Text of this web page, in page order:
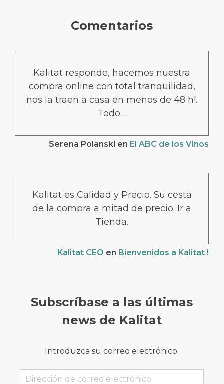
Comentarios
Kalitat responde, hacemos nuestra
compra online con total tranquilidad,
nos la traen a casa en menos de 48 h!.
Todo…
Serena Polanski en El ABC de los Vinos
Kalitat es Calidad y Precio. Su cesta
de la compra a mitad de precio. Ir a
Tienda.
Kalitat CEO en Bienvenidos a Kalitat !
Subscríbase a las últimas
news de Kalitat
Introduzca su correo electrónico.
Dirección